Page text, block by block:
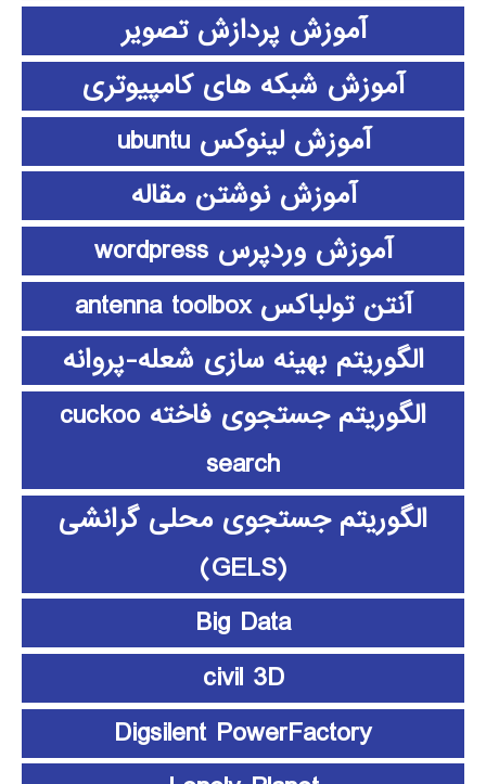
آموزش پردازش تصویر
آموزش شبکه های کامپیوتری
آموزش لینوکس ubuntu
آموزش نوشتن مقاله
آموزش وردپرس wordpress
آنتن تولباکس antenna toolbox
الگوریتم بهینه سازی شعله-پروانه
الگوریتم جستجوی فاخته cuckoo
search
الگوریتم جستجوی محلی گرانشی
(GELS)
Big Data
civil 3D
Digsilent PowerFactory